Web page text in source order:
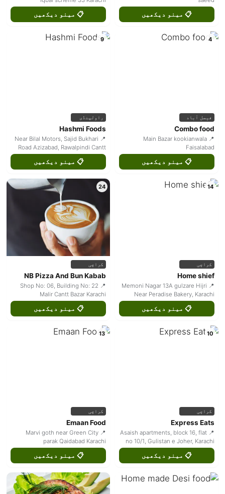
📋 مینو دیکھیں 📋 مینو دیکھیں
4
فیصل آباد
Combo food
📍 Main Bazar kookianwala
Faisalabad
📋 مینو دیکھیں
9
راولپنڈی
Hashmi Foods
📍 Near Bilal Motors, Sajid Bukhari
Road Azizabad, Rawalpindi Cantt
📋 مینو دیکھیں
14
کراچی
Home shief
📍 Memoni Nagar 13A gulzare Hijri
Near Peradise Bakery, Karachi
📋 مینو دیکھیں
24
کراچی
NB Pizza And Bun Kabab
📍 Shop No: 06, Building No: 22
Malir Cantt Bazar Karachi
📋 مینو دیکھیں
10
کراچی
Express Eats
📍 Asaish apartments, block 16, flat
no 10/1, Gulistan e Joher, Karachi
📋 مینو دیکھیں
13
کراچی
Emaan Food
📍 Marvi goth near Green City
parak Qaidabad Karachi
📋 مینو دیکھیں